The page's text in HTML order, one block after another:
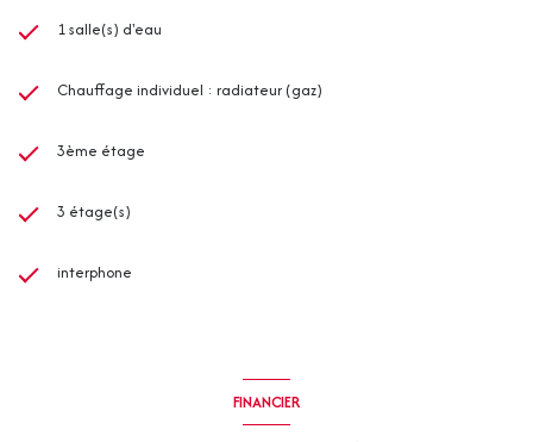
1 salle(s) d'eau
Chauffage individuel : radiateur (gaz)
3ème étage
3 étage(s)
interphone
FINANCIER